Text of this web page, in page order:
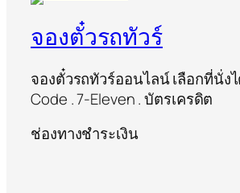
จองตั๋วรถทัวร์
จองตั๋วรถทัวร์ออนไลน์ เลือกที่นั่ง
Code . 7-Eleven . บัตรเครดิต
ช่องทางชำระเงิน